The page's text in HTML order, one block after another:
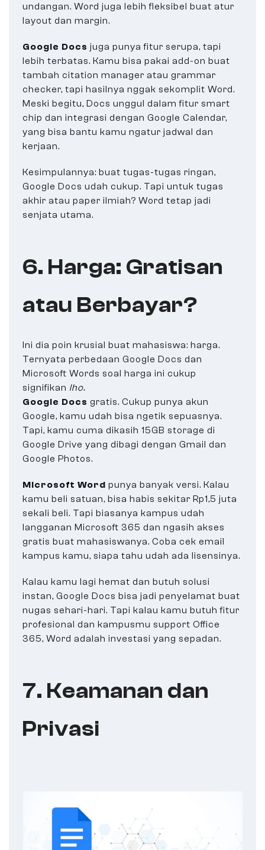
undangan. Word juga lebih fleksibel buat atur
layout dan margin.
Google Docs juga punya fitur serupa, tapi
lebih terbatas. Kamu bisa pakai add-on buat
tambah citation manager atau grammar
checker, tapi hasilnya nggak sekomplit Word.
Meski begitu, Docs unggul dalam fitur smart
chip dan integrasi dengan Google Calendar,
yang bisa bantu kamu ngatur jadwal dan
kerjaan.
Kesimpulannya: buat tugas-tugas ringan,
Google Docs udah cukup. Tapi untuk tugas
akhir atau paper ilmiah? Word tetap jadi
senjata utama.
6. Harga: Gratisan
atau Berbayar?
Ini dia poin krusial buat mahasiswa: harga.
Ternyata perbedaan Google Docs dan
Microsoft Words soal harga ini cukup
signifikan lho.
Google Docs gratis. Cukup punya akun
Google, kamu udah bisa ngetik sepuasnya.
Tapi, kamu cuma dikasih 15GB storage di
Google Drive yang dibagi dengan Gmail dan
Google Photos.
Microsoft Word punya banyak versi. Kalau
kamu beli satuan, bisa habis sekitar Rp1,5 juta
sekali beli. Tapi biasanya kampus udah
langganan Microsoft 365 dan ngasih akses
gratis buat mahasiswanya. Coba cek email
kampus kamu, siapa tahu udah ada lisensinya.
Kalau kamu lagi hemat dan butuh solusi
instan, Google Docs bisa jadi penyelamat buat
nugas sehari-hari. Tapi kalau kamu butuh fitur
profesional dan kampusmu support Office
365, Word adalah investasi yang sepadan.
7. Keamanan dan
Privasi